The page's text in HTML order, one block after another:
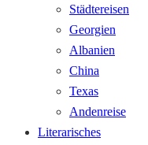
Städtereisen
Georgien
Albanien
China
Texas
Andenreise
Literarisches